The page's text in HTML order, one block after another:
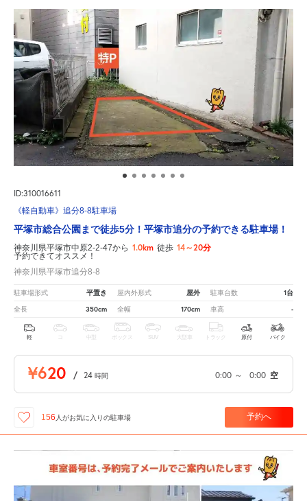
ID:310016611
《軽自動車》追分8-8駐車場
平塚市総合公園まで徒歩5分！平塚市追分の予約できる駐車場！
神奈川県平塚市中原2-2-47から 1.0km 徒歩 14～20分
予約できてオススメ！
神奈川県平塚市追分8-8
駐車場形式 平置き 屋内外形式 屋外 駐車台数 1台
全長 350cm 全幅 170cm 車高 -
軽 中型 ボックス SUV 大型車 トラック 原付 バイク
¥620 / 24 時間 0:00 ～ 0:00 空
156 人がお気に入りの駐車場 予約へ